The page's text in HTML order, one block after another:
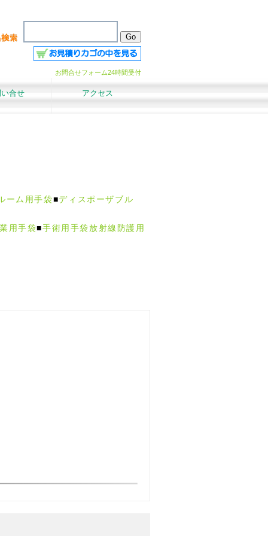
お問合せフォーム24時間受付
合せ アクセス
ーム用手袋■ディスポーザブル
用手袋■手術用手袋放射線防護用